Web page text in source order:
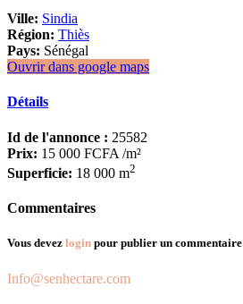
Ville: Sindia
Région: Thiès
Pays: Sénégal
Ouvrir dans google maps
Détails
Id de l'annonce : 25582
Prix: 15 000 FCFA /m²
Superficie: 18 000 m2
Commentaires
Vous devez login pour publier un commentaire
Info@senhectare.com